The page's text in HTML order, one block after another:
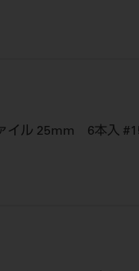
イル 25mm 6本入